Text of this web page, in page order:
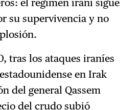
el régimen iraní sigue
su supervivencia y no
tras los ataques iraníes
en Irak
del general Qassem
del crudo subió